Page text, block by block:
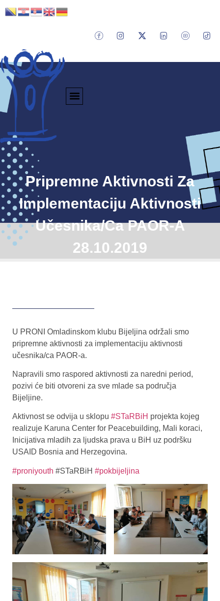
Pripremne Aktivnosti Za
Implementaciju Aktivnosti
Učesnika/ca PAOR-A
28.10.2019
U PRONI Omladinskom klubu Bijeljina održali smo
pripremne aktivnosti za implementaciju aktivnosti
učesnika/ca PAOR-a.
Napravili smo raspored aktivnosti za naredni period,
pozivi će biti otvoreni za sve mlade sa područja
Bijeljine.
Aktivnost se odvija u sklopu #STaRBiH projekta kojeg
realizuje Karuna Center for Peacebuilding, Mali koraci,
Inicijativa mladih za ljudska prava u BiH uz podršku
USAID Bosnia and Herzegovina.
#proniyouth #STaRBiH #pokbijeljina